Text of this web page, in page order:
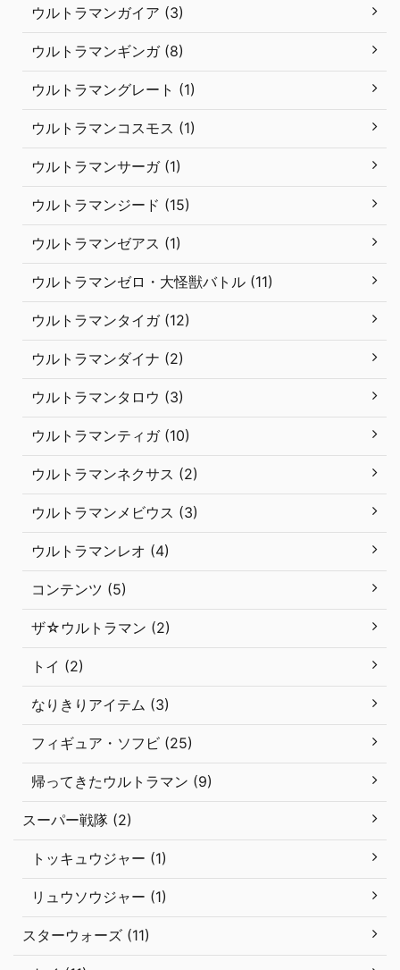
ウルトラマンガイア (3)
ウルトラマンギンガ (8)
ウルトラマングレート (1)
ウルトラマンコスモス (1)
ウルトラマンサーガ (1)
ウルトラマンジード (15)
ウルトラマンゼアス (1)
ウルトラマンゼロ・大怪獣バトル (11)
ウルトラマンタイガ (12)
ウルトラマンダイナ (2)
ウルトラマンタロウ (3)
ウルトラマンティガ (10)
ウルトラマンネクサス (2)
ウルトラマンメビウス (3)
ウルトラマンレオ (4)
コンテンツ (5)
ザ☆ウルトラマン (2)
トイ (2)
なりきりアイテム (3)
フィギュア・ソフビ (25)
帰ってきたウルトラマン (9)
スーパー戦隊 (2)
トッキュウジャー (1)
リュウソウジャー (1)
スターウォーズ (11)